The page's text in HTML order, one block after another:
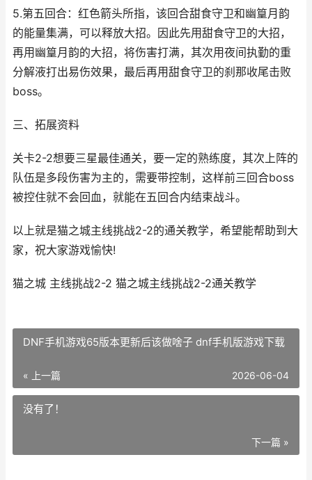
5.第五回合：红色箭头所指，该回合甜食守卫和幽篁月韵
的能量集满，可以释放大招。因此先用甜食守卫的大招，
再用幽篁月韵的大招，将伤害打满，其次用夜间执勤的重
分解液打出易伤效果，最后再用甜食守卫的刹那收尾击败
boss。
三、拓展资料
关卡2-2想要三星最佳通关，要一定的熟练度，其次上阵的
队伍是多段伤害为主的，需要带控制，这样前三回合boss
被控住就不会回血，就能在五回合内结束战斗。
以上就是猫之城主线挑战2-2的通关教学，希望能帮助到大
家，祝大家游戏愉快!
猫之城 主线挑战2-2 猫之城主线挑战2-2通关教学
DNF手机游戏65版本更新后该做啥子 dnf手机版游戏下载
« 上一篇 2026-06-04
没有了！
下一篇 »